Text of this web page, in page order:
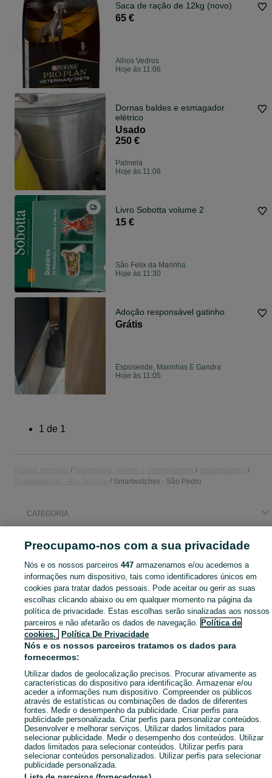
Saca de ração de 12kg (novo)
65 €
Alhos Vedros
Hoje às 11:06
Dornas baldes e esmagador
elétrico
Usado
250 €
Palmela
Hoje às 11:08
Livro Sobotta volume 2
15 €
São Felix da Marinha
Hoje às 11:30
Adoção responsável gatinho
Grátis
Esposende, Marinhas E Gandra
Hoje às 11:05
1 de 1
Smartwatches - São Pedro
CATEGORIA
Navegue pelos últimos anúncios de Smartwatches em São Pedro no OLX Portugal. Compre e venda produtos locais com facilidade e segurança. Mostrar
Mapa do site
Mapa das freguesias
Mapa de mini-sites
Pesquisas populares
Preocupamo-nos com a sua privacidade
Nós e os nossos parceiros447 armazenamos e/ou acedemos a
informações num dispositivo, tais como identificadores únicos em
cookies para tratar dados pessoais. Pode aceitar ou gerir as suas
escolhas clicando abaixo ou em qualquer momento na página da
política de privacidade. Estas escolhas serão sinalizadas aos nossos
parceiros e não afetarão os dados de navegação. Política de
cookies,
Política De Privacidade
Nós e os nossos parceiros tratamos os dados para
fornecermos:
Utilizar dados de geolocalização precisos. Procurar ativamente as
características do dispositivo para identificação. Armazenar e/ou
aceder a informações num dispositivo. Compreender os públicos
através de estatísticas ou combinações de dados de diferentes
fontes. Medir o desempenho da publicidade. Criar perfis para
publicidade personalizada. Criar perfis para personalizar conteúdos.
Desenvolver e melhorar serviços. Utilizar dados limitados para
selecionar publicidade. Medir o desempenho dos conteúdos. Utilizar
dados limitados para selecionar conteúdos. Utilizar perfis para
selecionar conteúdos personalizados. Utilizar perfis para selecionar
publicidade personalizada.